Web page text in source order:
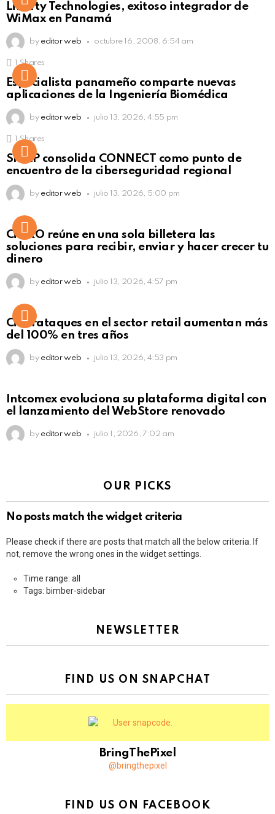
Liberty Technologies, exitoso integrador de
WiMax en Panamá
by editor web octubre 16, 2008, 6:54 am
Click to view this post
Shares
Especialista panameño comparte nuevas
aplicaciones de la Ingeniería Biomédica
by editor web julio 13, 2026, 4:55 pm
Click to view this post
Shares
SISAP consolida CONNECT como punto de
encuentro de la ciberseguridad regional
by editor web julio 13, 2026, 5:00 pm
Not Safe For Work
Click to view this post
CiNKO reúne en una sola billetera las
soluciones para recibir, enviar y hacer crecer tu
dinero
by editor web julio 13, 2026, 4:57 pm
Ciberataques en el sector retail aumentan más
del 100% en tres años
by editor web julio 13, 2026, 4:53 pm
Intcomex evoluciona su plataforma digital con
el lanzamiento del WebStore renovado
by editor web julio 1, 2026, 7:02 am
OUR PICKS
No posts match the widget criteria
Please check if there are posts that match all the below criteria. If
not, remove the wrong ones in the widget settings.
Time range: all
Tags: bimber-sidebar
NEWSLETTER
FIND US ON SNAPCHAT
BringThePixel
@bringthepixel
FIND US ON FACEBOOK